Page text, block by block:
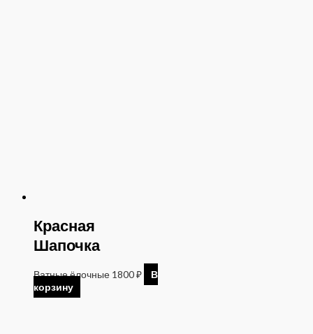
Красная
Шапочка
Ватные ёлочные 1800₽
В
корзину